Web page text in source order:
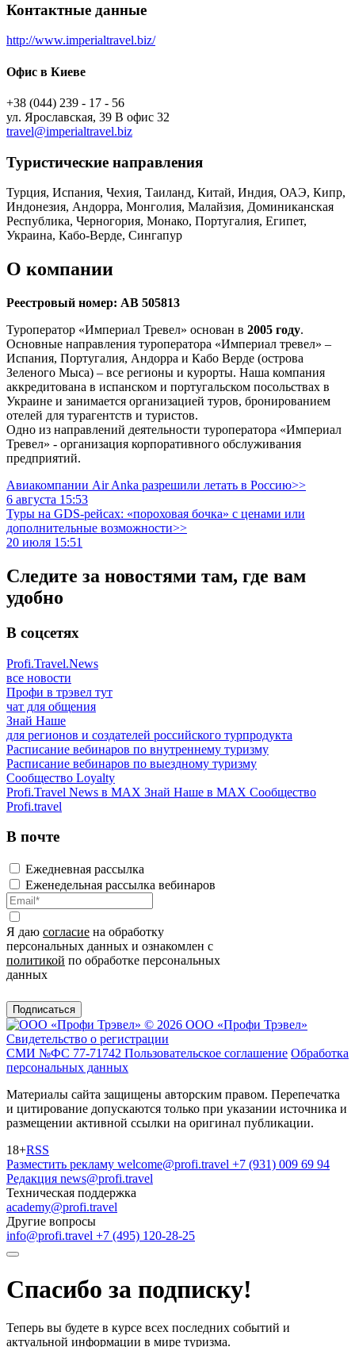
Контактные данные
http://www.imperialtravel.biz/
Офис в Киеве
+38 (044) 239 - 17 - 56
ул. Ярославская, 39 В офис 32
travel@imperialtravel.biz
Туристическиe направления
Турция, Испания, Чехия, Таиланд, Китай, Индия, ОАЭ, Кипр,
Индонезия, Андорра, Монголия, Малайзия, Доминиканская
Республика, Черногория, Монако, Португалия, Египет,
Украина, Кабо-Верде, Сингапур
О компании
Реестровый номер: АВ 505813
Туроператор «Империал Тревел» основан в 2005 году.
Основные направления туроператора «Империал тревел» –
Испания, Португалия, Андорра и Кабо Верде (острова
Зеленого Мыса) – все регионы и курорты. Наша компания
аккредитована в испанском и португальском посольствах в
Украине и занимается организацией туров, бронированием
отелей для турагентств и туристов.
Одно из направлений деятельности туроператора «Империал
Тревел» - организация корпоративного обслуживания
предприятий.
Авиакомпании Air Anka разрешили летать в Россию>>
6 августа 15:53
Туры на GDS-рейсах: «пороховая бочка» с ценами или
дополнительные возможности>>
20 июля 15:51
Следите за новостями там, где вам
удобно
В соцсетях
Profi.Travel.News
все новости
Профи в трэвел тут
чат для общения
Знай Наше
для регионов и создателей российского турпродукта
Расписание вебинаров по внутреннему туризму
Расписание вебинаров по выездному туризму
Сообщество Loyalty
Profi.Travel News в MAX Знай Наше в MAX Сообщество
Profi.travel
В почте
Ежедневная рассылка
Еженедельная рассылка вебинаров
Я даю согласие на обработку
персональных данных и ознакомлен с
политикой по обработке персональных
данных
Подписаться
© 2026 ООО «Профи Трэвeл»
Свидетельство о регистрации
СМИ №ФС 77-71742 Пользовательское соглашение Обработка
персональных данных
Материалы сайта защищены авторским правом. Перепечатка
и цитирование допускаются только при указании источника и
размещении активной ссылки на оригинал публикации.
18+RSS
Разместить рекламу welcome@profi.travel +7 (931) 009 69 94
Редакция news@profi.travel
Техническая поддержка
academy@profi.travel
Другие вопросы
info@profi.travel +7 (495) 120-28-25
Спасибо за подписку!
Теперь вы будете в курсе всех последних событий и
актуальной информации в мире туризма.